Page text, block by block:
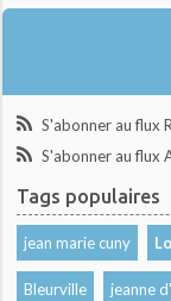
S'abonner au flux
S'abonner au flux
Tags populaires
jean marie cuny
Bleurville jeanne